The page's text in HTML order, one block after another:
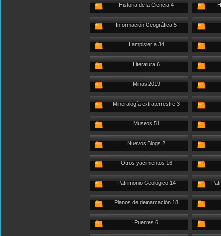
Historia de la Ciencia 4
Información Geográfica 5
Lampistería 34
Literatura 6
Minas 2019
Mineralogía extraterrestre 3
Museos 51
Nuevos Blogs 2
Otros yacimientos 16
Patrimonio Geológico 14
Planos de demarcación 18
Puentes 6